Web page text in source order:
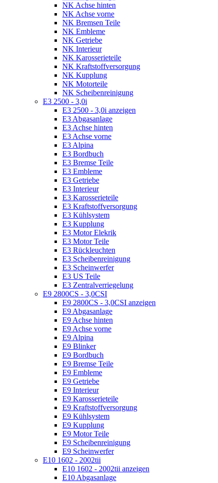
NK Achse hinten
NK Achse vorne
NK Bremsen Teile
NK Embleme
NK Getriebe
NK Interieur
NK Karosserieteile
NK Kraftstoffversorgung
NK Kupplung
NK Motorteile
NK Scheibenreinigung
E3 2500 - 3,0i
E3 2500 - 3,0i anzeigen
E3 Abgasanlage
E3 Achse hinten
E3 Achse vorne
E3 Alpina
E3 Bordbuch
E3 Bremse Teile
E3 Embleme
E3 Getriebe
E3 Interieur
E3 Karosserieteile
E3 Kraftstoffversorgung
E3 Kühlsystem
E3 Kupplung
E3 Motor Elekrik
E3 Motor Teile
E3 Rückleuchten
E3 Scheibenreinigung
E3 Scheinwerfer
E3 US Teile
E3 Zentralverriegelung
E9 2800CS - 3,0CSI
E9 2800CS - 3,0CSI anzeigen
E9 Abgasanlage
E9 Achse hinten
E9 Achse vorne
E9 Alpina
E9 Blinker
E9 Bordbuch
E9 Bremse Teile
E9 Embleme
E9 Getriebe
E9 Interieur
E9 Karosserieteile
E9 Kraftstoffversorgung
E9 Kühlsystem
E9 Kupplung
E9 Motor Teile
E9 Scheibenreinigung
E9 Scheinwerfer
E10 1602 - 2002tii
E10 1602 - 2002tii anzeigen
E10 Abgasanlage